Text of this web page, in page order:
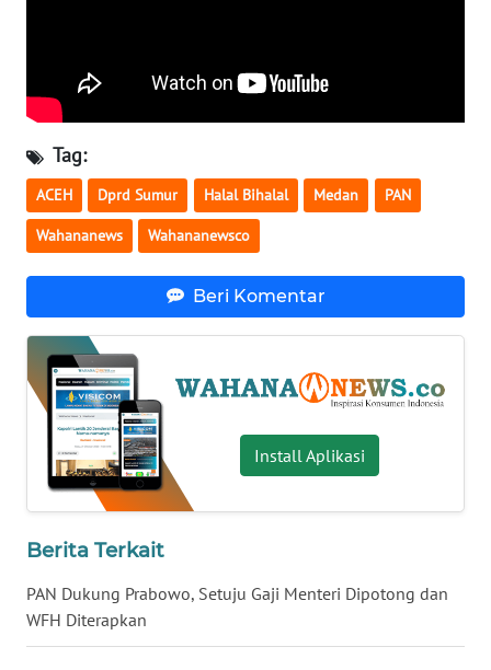
Tag:
ACEH Dprd Sumur Halal Bihalal Medan PAN
Wahananews Wahananewsco
Beri Komentar
Install Aplikasi
Berita Terkait
PAN Dukung Prabowo, Setuju Gaji Menteri Dipotong dan
WFH Diterapkan
BARAT
RIAU
WN
SERAMBI
JAMBI
WN
SULTRA
WN
NTB
WN
SULTENG
WN
SULBAR